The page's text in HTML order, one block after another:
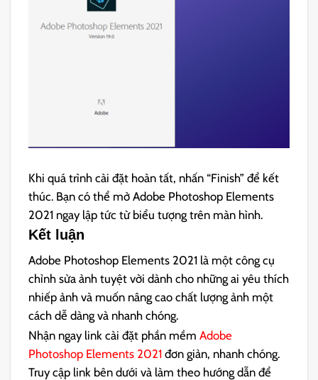
Khi quá trình cài đặt hoàn tất, nhấn “Finish” để kết
thúc. Bạn có thể mở Adobe Photoshop Elements
2021 ngay lập tức từ biểu tượng trên màn hình.
Kết luận
Adobe Photoshop Elements 2021 là một công cụ
chỉnh sửa ảnh tuyệt vời dành cho những ai yêu thích
nhiếp ảnh và muốn nâng cao chất lượng ảnh một
cách dễ dàng và nhanh chóng.
Nhận ngay link cài đặt phần mềmAdobe
Photoshop Elements 2021 đơn giản, nhanh chóng.
Truy cập link bên dưới và làm theo hướng dẫn để